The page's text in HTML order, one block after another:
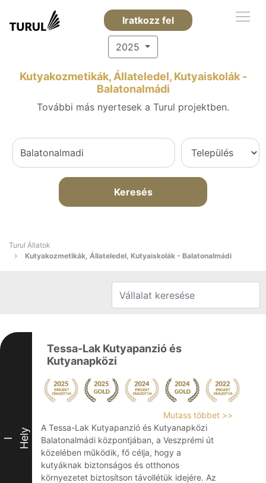
Iratkozz fel
2025
Kutyakozmetikák, Állateledel, Kutyaiskolák -
Balatonalmádi
További más nyertesek a Turul projektben.
Keresés
Turul Állatok
Kutyakozmetikák, Állateledel, Kutyaiskolák - Balatonalmádi
I Hely
Tessa-Lak Kutyapanzió és
Kutyanapközi
Mutass többet >>
A Tessa-Lak Kutyapanzió és Kutyanapközi
Balatonalmádi központjában, a Veszprémi út
közelében működik, fő célja, hogy a
kutyáknak biztonságos és otthonos
környezetet biztosítson távollétük idejére. Az